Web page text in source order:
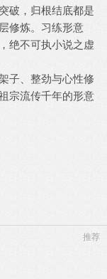
破，归根结底都是
修炼。习练形意
绝不可执小说之虚
子、整劲与心性修
宗流传千年的形意
推荐